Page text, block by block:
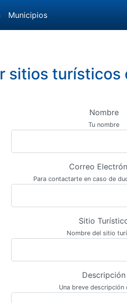
Municipios
sitios turísticos
Nombre
Tu nombre
Correo
Para contactarte en caso de
Sitio
Nombre del sitio
Descripción
Una breve descripción